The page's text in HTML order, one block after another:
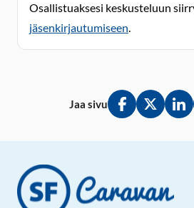
Osallistuaksesi keskusteluun
jäsenkirjautumiseen.
Jaa sivu
Jaa Jaa